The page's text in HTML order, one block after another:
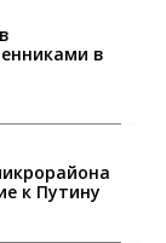
в
к Путину